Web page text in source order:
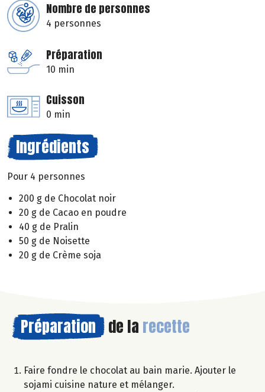
Nombre de personnes
4 personnes
Préparation
10 min
Cuisson
0 min
Ingrédients
Pour 4 personnes
200 g de Chocolat noir
20 g de Cacao en poudre
40 g de Pralin
50 g de Noisette
20 g de Crème soja
Préparation de la recette
Faire fondre le chocolat au bain marie. Ajouter le
sojami cuisine nature et mélanger.